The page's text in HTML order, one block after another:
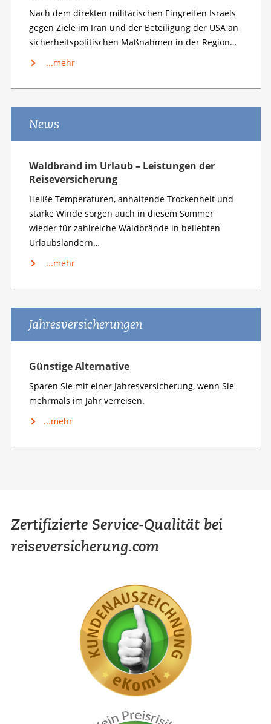
Nach dem direkten militärischen Eingreifen Israels
gegen Ziele im Iran und der Beteiligung der USA an
sicherheitspolitischen Maßnahmen in der Region…
...mehr
News
Waldbrand im Urlaub – Leistungen der
Reiseversicherung
Heiße Temperaturen, anhaltende Trockenheit und
starke Winde sorgen auch in diesem Sommer
wieder für zahlreiche Waldbrände in beliebten
Urlaubsländern…
...mehr
Jahresversicherungen
Günstige Alternative
Sparen Sie mit einer Jahresversicherung, wenn Sie
mehrmals im Jahr verreisen.
...mehr
Zertifizierte Service-Qualität bei
reiseversicherung.com